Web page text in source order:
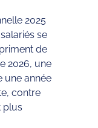
2025
se
de
2026, une
une année
contre
plus